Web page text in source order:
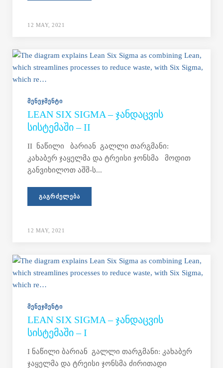
12 MAY, 2021
ᲛᲔᲜᲔᲯᲛᲔᲜᲢᲘ
LEAN SIX SIGMA – ᲯᲐᲜᲓᲐᲪᲕᲘᲡ
ᲡᲘᲡᲢᲔᲛᲐᲨᲘ – II
II ნაწილი ბარიან გალლი თარგმანი:
კახაბერ ჯაყელმა და ტრეისი ჯონსმა მოდით
განვიხილოთ აშშ-ს...
ᲒᲐᲒᲠᲫᲔᲚᲔᲑᲐ
12 MAY, 2021
ᲛᲔᲜᲔᲯᲛᲔᲜᲢᲘ
LEAN SIX SIGMA – ᲯᲐᲜᲓᲐᲪᲕᲘᲡ
ᲡᲘᲡᲢᲔᲛᲐᲨᲘ – I
I ნაწილი ბარიან გალლი თარგმანი: კახაბერ
ჯაყელმა და ტრეისი ჯონსმა ძირითადი